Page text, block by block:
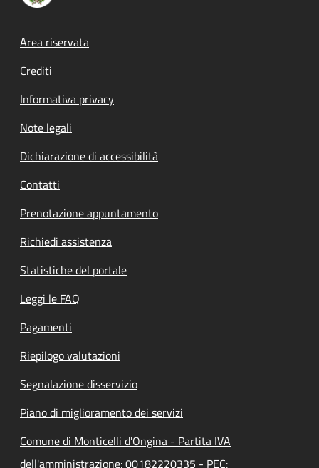
Footer menu
Area riservata
Crediti
Informativa privacy
Note legali
Dichiarazione di accessibilità
Contatti
Prenotazione appuntamento
Richiedi assistenza
Statistiche del portale
Leggi le FAQ
Pagamenti
Riepilogo valutazioni
Segnalazione disservizio
Piano di miglioramento dei servizi
Comune di Monticelli d'Ongina - Partita IVA
dell'amministrazione: 00182220335 - PEC: